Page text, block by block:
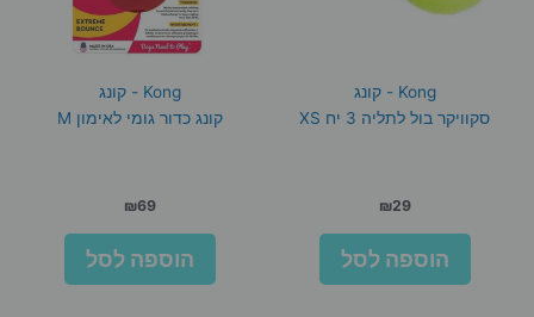
Kong - קונג
סקוויקר בול לתליה 3 יח XS
₪29
הוספה לסל
Kong - קונג
קונג כדור גומי לאימון M
₪69
הוספה לסל